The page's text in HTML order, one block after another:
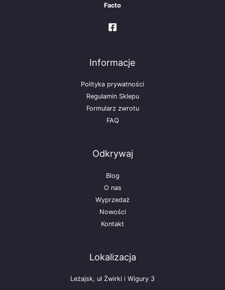
Facto
Informacje
Polityka prywatności
Regulamin Sklepu
Formularz zwrotu
FAQ
Odkrywaj
Blog
O nas
Wyprzedaż
Nowości
Kontakt
Lokalizacja
Leżajsk, ul Żwirki i Wigury 3